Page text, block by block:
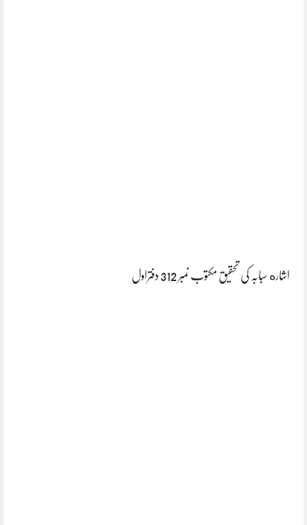
اشاره سبابہ کی تحقیق مکتوب نمبر 312 دفتراول